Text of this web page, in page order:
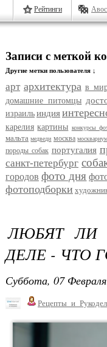
Рейтинги
Записи с меткой
Другие метки пользователя ↓
арт архитектура в
домашние питомцы
израиль индия
карелия картины конкурсы
мальта медведи москва
породы собак португалия
санкт-петербург
городов фото дня
фотоподборки
ЛЮБЯТ
ДЕЛЕ - ЧТО
Суббота, 07